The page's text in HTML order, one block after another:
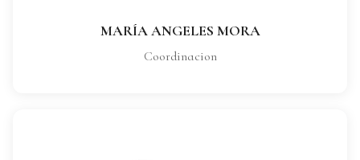
MARÍA ANGELES MORA
Coordinacion